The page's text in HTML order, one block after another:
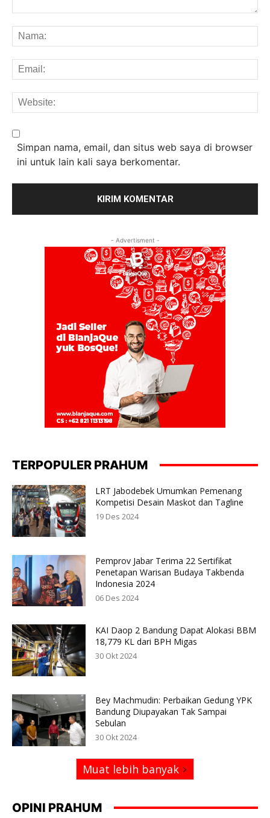
Simpan nama, email, dan situs web saya di browser
ini untuk lain kali saya berkomentar.
- Advertisment -
TERPOPULER PRAHUM
LRT Jabodebek Umumkan Pemenang
Kompetisi Desain Maskot dan Tagline
19 Des 2024
Pemprov Jabar Terima 22 Sertifikat
Penetapan Warisan Budaya Takbenda
Indonesia 2024
06 Des 2024
KAI Daop 2 Bandung Dapat Alokasi BBM
18,779 KL dari BPH Migas
30 Okt 2024
Bey Machmudin: Perbaikan Gedung YPK
Bandung Diupayakan Tak Sampai
Sebulan
30 Okt 2024
Muat lebih banyak
OPINI PRAHUM